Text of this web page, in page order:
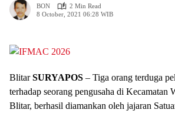
BON
2 Min Read
8 October, 2021 06:28 WIB
BlitarSURYAPOS – Tiga orang terduga
terhadap seorang pengusaha di Kecamatan
Blitar, berhasil diamankan oleh jajaran